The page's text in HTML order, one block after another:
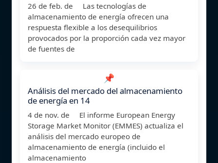
26 de feb. de Las tecnologías de
almacenamiento de energía ofrecen una
respuesta flexible a los desequilibrios
provocados por la proporción cada vez mayor
de fuentes de
📌
Análisis del mercado del almacenamiento
de energía en 14
4 de nov. de El informe European Energy
Storage Market Monitor (EMMES) actualiza el
análisis del mercado europeo de
almacenamiento de energía (incluido el
almacenamiento